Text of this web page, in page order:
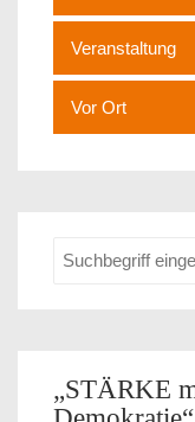
Veranstaltung
Vor Ort
„STÄRKE